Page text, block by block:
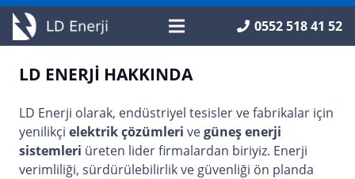
0552 518 41 52
LD ENERJİ HAKKINDA
LD Enerji olarak, endüstriyel tesisler ve fabrikalar için
yenilikçi elektrik çözümleri vegüneş enerji
sistemleri üreten lider firmalardan biriyiz. Enerji
verimliliği, sürdürülebilirlik ve güvenliği ön planda